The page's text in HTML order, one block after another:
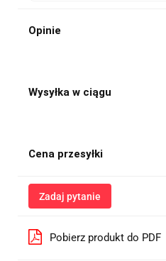
Opinie
Wysyłka w ciągu
Cena przesyłki
Zadaj pytanie
Pobierz produkt do PDF